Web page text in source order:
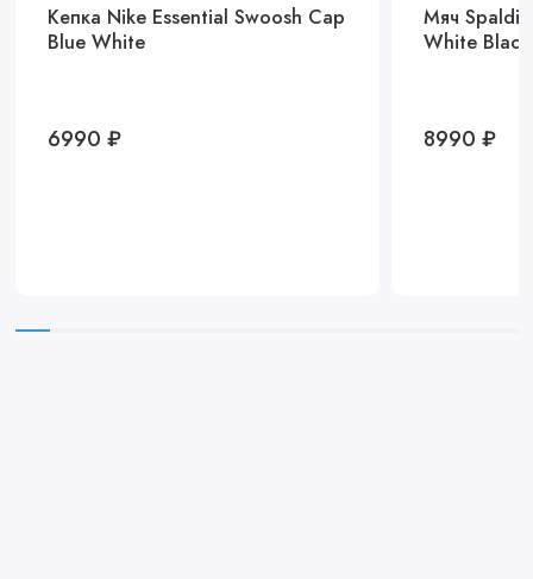
Кепка Nike Essential Swoosh Cap
Blue White
6990 ₽
Мяч
White Black
8990 ₽